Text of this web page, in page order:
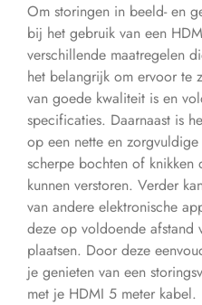
Om storingen in beeld- en
bij het gebruik van een
verschillende maatregelen
het belangrijk om ervoor te
van goede kwaliteit is en
specificaties. Daarnaast is
op een nette en
scherpe bochten of knikken
kunnen verstoren. Verder
van andere elektronische
deze op voldoende afstand
plaatsen. Door deze
je genieten van een
met je HDMI 5 meter kabel.